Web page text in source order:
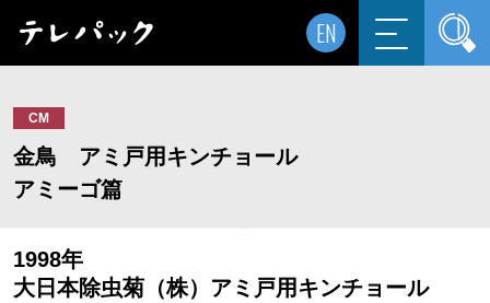
EN
CM
金鳥 アミ戸用キンチョール
アミーゴ篇
1998年
大日本除虫菊（株）アミ戸用キンチョール